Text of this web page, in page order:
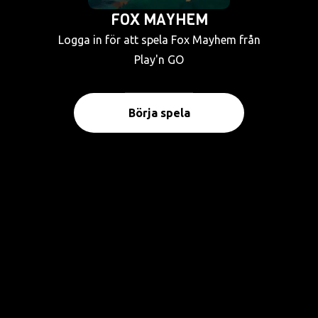
FOX MAYHEM
Logga in för att spela Fox Mayhem från
Play'n GO
Börja spela